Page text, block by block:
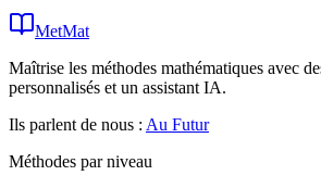
MetMat
Maîtrise les méthodes mathématiques avec
personnalisés et un assistant IA.
Ils parlent de nous : Au Futur
Méthodes par niveau